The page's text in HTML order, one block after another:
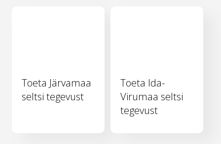
Toeta Järvamaa
seltsi tegevust
Toeta Ida-
Virumaa seltsi
tegevust